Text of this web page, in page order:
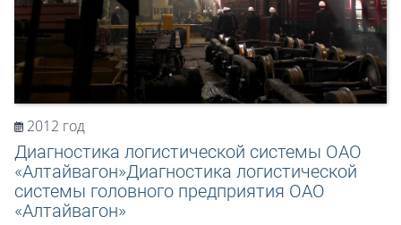
2012 год
Диагностика логистической системы ОАО
«Алтайвагон»Диагностика логистической
системы головного предприятия ОАО
«Алтайвагон»